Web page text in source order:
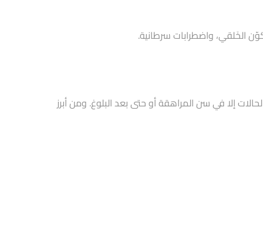
الخَلقي، واضطرابات سرطانية.
إلا في سن المراهقة أو حتى بعد البلوغ. ومن أبرز